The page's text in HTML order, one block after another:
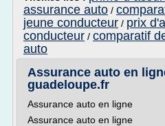
assurance auto /
jeune conducteur / prix
conducteur / comparatif
auto
Assurance auto en
guadeloupe.fr
Assurance auto en ligne
Assurance auto en ligne